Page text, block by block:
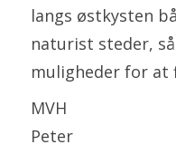
langs østkysten
naturist steder,
muligheder for at
MVH
Peter